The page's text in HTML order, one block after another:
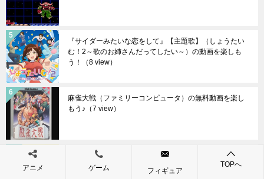
『サイダーみたいな恋をして』【主題歌】（しょうたい
む！2～歌のお姉さんだってしたい～）の動画を楽しも
う！
（8 view）
麻雀大戦（ファミリーコンピュータ）の無料動画を楽し
もう♪ （7 view）
『ねえ！ムーミン』【OP】（ムーミン（第2作））の動
画を楽しもう！
アニメ ゲーム フィギュア
TOPへ